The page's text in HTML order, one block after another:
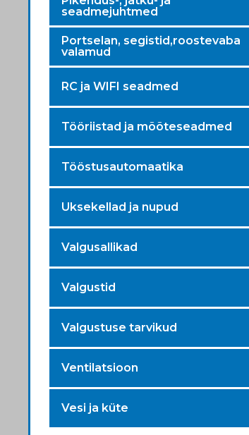
seadmejuhtmed
Portselan, segistid,roostevaba
valamud
RC ja WIFI seadmed
Tööriistad ja mõõteseadmed
Tööstusautomaatika
Uksekellad ja nupud
Valgusallikad
Valgustid
Valgustuse tarvikud
Ventilatsioon
Vesi ja küte